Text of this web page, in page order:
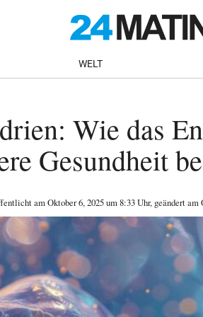
WELT
Wie das
Gesundheit
amOktober 6, 2025um 8:33 Uhr, geändert am